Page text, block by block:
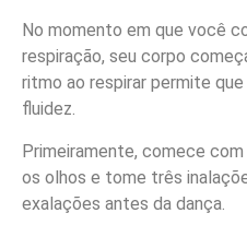
No momento em que você
respiração, seu corpo
ritmo ao respirar permite
fluidez.
Primeiramente, comece
os olhos e tome três
exalações antes da dança.